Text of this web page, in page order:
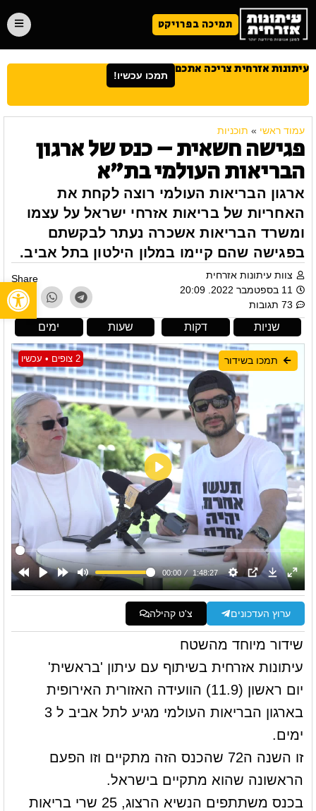
תמיכה בפרויקט
עיתונות אזרחית צריכה אתכם תמכו עכשיו!
עמוד ראשי » תוכניות
פגישה חשאית – כנס של ארגון
הבריאות העולמי בת"א
ארגון הבריאות העולמי רוצה לקחת את
האחריות של בריאות אזרחי ישראל על עצמו
ומשרד הבריאות אשכרה נעתר לבקשתם
בפגישה שהם קיימו במלון הילטון בתל אביב.
צוות עיתונות אזרחית
11 בספטמבר 2022. 20:09
73 תגובות
Share
ימים שעות דקות שניות
2 צופים • עכשיו תמכו בשידור
ערוץ העדכונים צ'ט קהילה
שידור מיוחד מהשטח
עיתונות אזרחית בשיתוף עם עיתון 'בראשית'
יום ראשון (11.9) הוועידה האזורית האירופית
בארגון הבריאות העולמי מגיע לתל אביב ל 3
ימים.
זו השנה ה72 שהכנס הזה מתקיים וזו הפעם
הראשונה שהוא מתקיים בישראל.
בכנס משתתפים הנשיא הרצוג, 25 שרי בריאות